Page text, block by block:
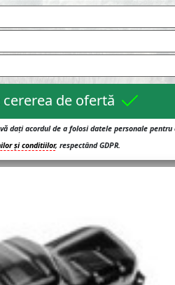
de ofertă
dați acordul de a folosi datele personale
și conditiilor, respectând GDPR.